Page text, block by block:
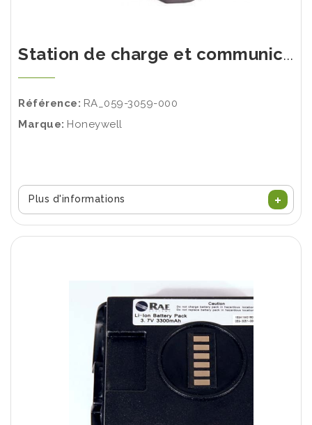
Station de charge et communication PC MiniRAE 3000 - MiniRAE Lite - PPB RAE 3000
Référence: RA_059-3059-000
Marque: Honeywell
Plus d'informations